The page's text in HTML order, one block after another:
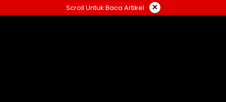
ke
Scroll Untuk Baca Artikel ×